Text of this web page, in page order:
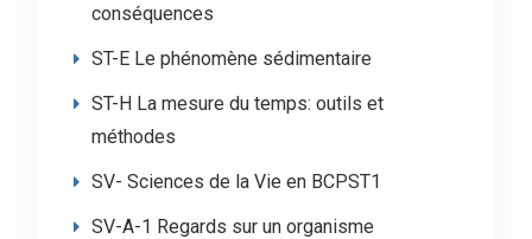
conséquences
ST-E Le phénomène sédimentaire
ST-H La mesure du temps: outils et
méthodes
SV- Sciences de la Vie en BCPST1
SV-A-1 Regards sur un organisme